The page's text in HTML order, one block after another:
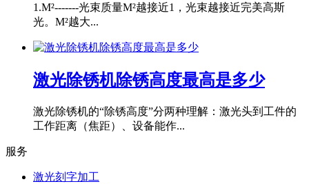
1.M²-------光束质量M²越接近1，光束越接近完美高斯
光。M²越大...
激光除锈机除锈高度最高是多少
激光除锈机的“除锈高度”分两种理解：激光头到工件的
工作距离（焦距）、设备能作...
服务
激光刻字加工